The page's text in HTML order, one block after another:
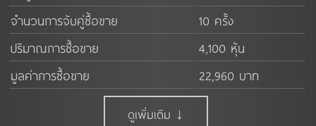
จำนวนการจับคู่ซื้อขาย
10 ครั้ง
ปริมาณการซื้อขาย
4,100 หุ้น
มูลค่าการซื้อขาย
22,960 บาท
ดูเพิ่มเติม ↓